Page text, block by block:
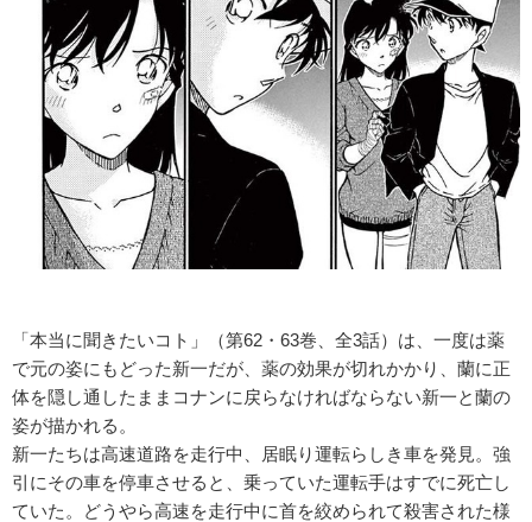
「本当に聞きたいコト」（第62・63巻、全3話）は、一度は薬
で元の姿にもどった新一だが、薬の効果が切れかかり、蘭に正
体を隠し通したままコナンに戻らなければならない新一と蘭の
姿が描かれる。
新一たちは高速道路を走行中、居眠り運転らしき車を発見。強
引にその車を停車させると、乗っていた運転手はすでに死亡し
ていた。どうやら高速を走行中に首を絞められて殺害された様